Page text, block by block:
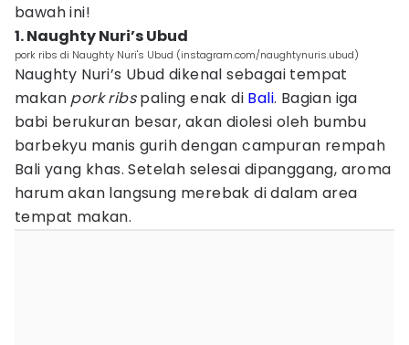
bawah ini!
1. Naughty Nuri’s Ubud
pork ribs di Naughty Nuri's Ubud (instagram.com/naughtynuris.ubud)
Naughty Nuri’s Ubud dikenal sebagai tempat
makan pork ribspaling enak di Bali. Bagian iga
babi berukuran besar, akan diolesi oleh bumbu
barbekyu manis gurih dengan campuran rempah
Bali yang khas. Setelah selesai dipanggang, aroma
harum akan langsung merebak di dalam area
tempat makan.